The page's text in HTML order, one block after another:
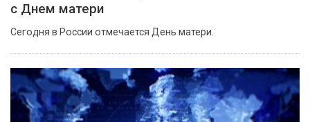
с Днем матери
Сегодня в России отмечается День матери.